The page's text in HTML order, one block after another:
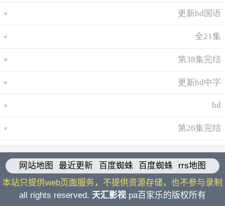
更新hd国语
全21集
第38集完结
更新hd中字
hd
第26集完结
网站地图 最近更新 百度蜘蛛 百度蜘蛛
rrs地图
本站只提供web页面服务，不提供资源存储，也不参与录制
all rights reserved. 天汇影视 pa百家乐的版权所有